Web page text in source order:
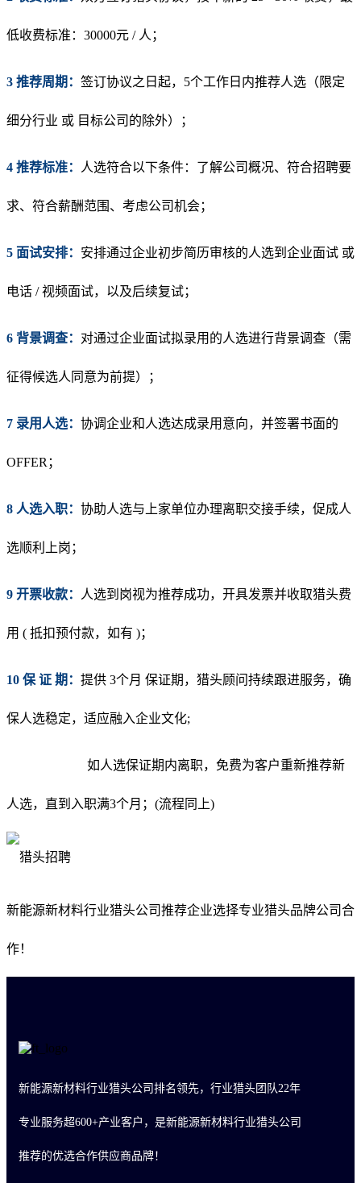
低收费标准：30000元 / 人；
3 推荐周期： 签订协议之日起，5个工作日内推荐人选（限定
细分行业 或 目标公司的除外）；
4 推荐标准： 人选符合以下条件：了解公司概况、符合招聘要
求、符合薪酬范围、考虑公司机会；
5 面试安排： 安排通过企业初步简历审核的人选到企业面试 或
电话 / 视频面试，以及后续复试；
6 背景调查： 对通过企业面试拟录用的人选进行背景调查（需
征得候选人同意为前提）；
7 录用人选： 协调企业和人选达成录用意向， 并签署书面的
OFFER；
8 人选入职： 协助人选与上家单位办理离职交接手续，促成人
选顺利上岗；
9 开票收款： 人选到岗视为推荐成功，开具发票并收取猎头费
用 ( 抵扣预付款，如有 )；
10 保 证 期： 提供 3个月 保证期，猎头顾问持续跟进服务，确
保人选稳定，适应融入企业文化;
如人选保证期内离职，免费为客户重新推荐新
人选，直到入职满3个月；(流程同上)
新能源新材料行业猎头公司推荐企业选择专业猎头品牌公司合
作！
新能源新材料行业猎头公司排名领先，行业猎头团队22年
专业服务超600+产业客户，是新能源新材料行业猎头公司
推荐的优选合作供应商品牌！